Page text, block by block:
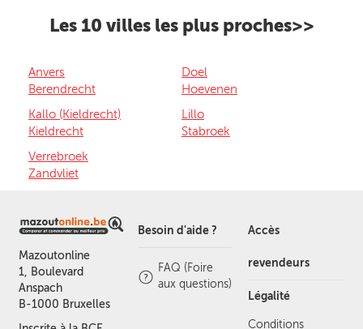
Les 10 villes les plus proches>>
Anvers
Berendrecht
Doel
Hoevenen
Kallo (Kieldrecht)
Kieldrecht
Lillo
Stabroek
Verrebroek
Zandvliet
Mazoutonline
1, Boulevard
Anspach
B-1000 Bruxelles
Besoin d'aide ?
FAQ (Foire
aux questions)
Accès
revendeurs
Légalité
Conditions